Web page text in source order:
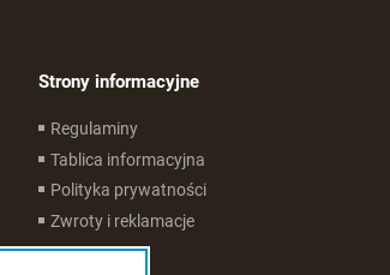
Strony informacyjne
Regulaminy
Tablica informacyjna
Polityka prywatności
Zwroty i reklamacje